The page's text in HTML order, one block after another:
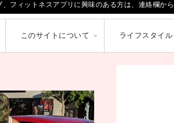
、フィットネスアプリに興味のある方は、連絡欄か
このサイトについて ライフスタイル